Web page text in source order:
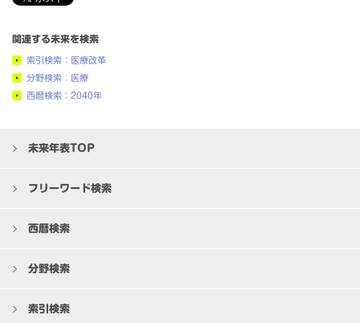
関連する未来を検索
索引検索：医療改革
分野検索：医療
西暦検索：2040年
未来年表TOP
フリーワード検索
西暦検索
分野検索
索引検索